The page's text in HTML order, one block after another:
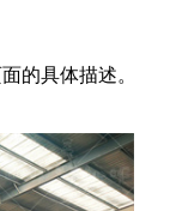
的具体描述。